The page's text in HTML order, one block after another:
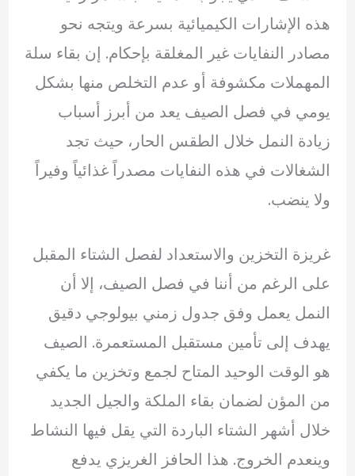
هذه الإشارات الكيميائية بسرعة ويتجه نحو
مصادر النفايات غير المغلقة بإحكام. إن بقاء سلة
المهملات مكشوفة أو عدم التخلص منها بشكل
يومي في فصل الصيف يعد من أبرز أسباب
زيادة النمل خلال الطقس الحار، حيث تجد
الشغالات في هذه النفايات مصدراً غذائياً وفيراً
ولا ينضب.
غريزة التخزين والاستعداد لفصل الشتاء المقبل
على الرغم من أننا في فصل الصيف، إلا أن
النمل يعمل وفق جدول زمني بيولوجي دقيق
يهدف إلى تأمين مستقبل المستعمرة. الصيف
هو الوقت الوحيد المتاح لجمع وتخزين ما يكفي
من المؤن لضمان بقاء الملكة والجيل الجديد
خلال أشهر الشتاء الباردة التي يقل فيها النشاط
وينعدم الخروج. هذا الحافز الغريزي يدفع